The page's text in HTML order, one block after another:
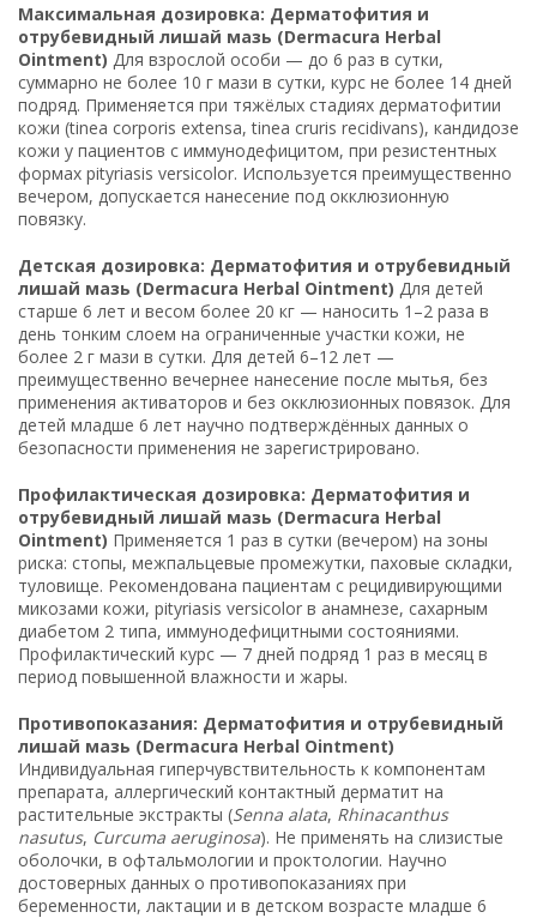
Максимальная дозировка: Дерматофития и
отрубевидный лишай мазь (Dermacura Herbal
Ointment) Для взрослой особи — до 6 раз в сутки,
суммарно не более 10 г мази в сутки, курс не более 14 дней
подряд. Применяется при тяжёлых стадиях дерматофитии
кожи (tinea corporis extensa, tinea cruris recidivans), кандидозе
кожи у пациентов с иммунодефицитом, при резистентных
формах pityriasis versicolor. Используется преимущественно
вечером, допускается нанесение под окклюзионную
повязку.
Детская дозировка: Дерматофития и отрубевидный
лишай мазь (Dermacura Herbal Ointment) Для детей
старше 6 лет и весом более 20 кг — наносить 1–2 раза в
день тонким слоем на ограниченные участки кожи, не
более 2 г мази в сутки. Для детей 6–12 лет —
преимущественно вечернее нанесение после мытья, без
применения активаторов и без окклюзионных повязок. Для
детей младше 6 лет научно подтверждённых данных о
безопасности применения не зарегистрировано.
Профилактическая дозировка: Дерматофития и
отрубевидный лишай мазь (Dermacura Herbal
Ointment) Применяется 1 раз в сутки (вечером) на зоны
риска: стопы, межпальцевые промежутки, паховые складки,
туловище. Рекомендована пациентам с рецидивирующими
микозами кожи, pityriasis versicolor в анамнезе, сахарным
диабетом 2 типа, иммунодефицитными состояниями.
Профилактический курс — 7 дней подряд 1 раз в месяц в
период повышенной влажности и жары.
Противопоказания: Дерматофития и отрубевидный
лишай мазь (Dermacura Herbal Ointment)
Индивидуальная гиперчувствительность к компонентам
препарата, аллергический контактный дерматит на
растительные экстракты (Senna alata, Rhinacanthus
nasutus, Curcuma aeruginosa). Не применять на слизистые
оболочки, в офтальмологии и проктологии. Научно
достоверных данных о противопоказаниях при
беременности, лактации и в детском возрасте младше 6